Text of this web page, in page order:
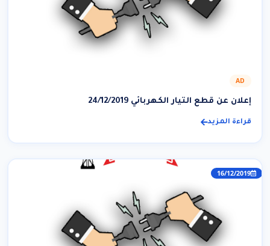
AD
إعلان عن قطع التيار الكهربائي 24/12/2019
قراءة المزيد
16/12/2019